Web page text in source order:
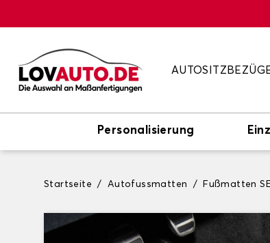
Personalisierung
Startseite Autofussmatten Fußmatten